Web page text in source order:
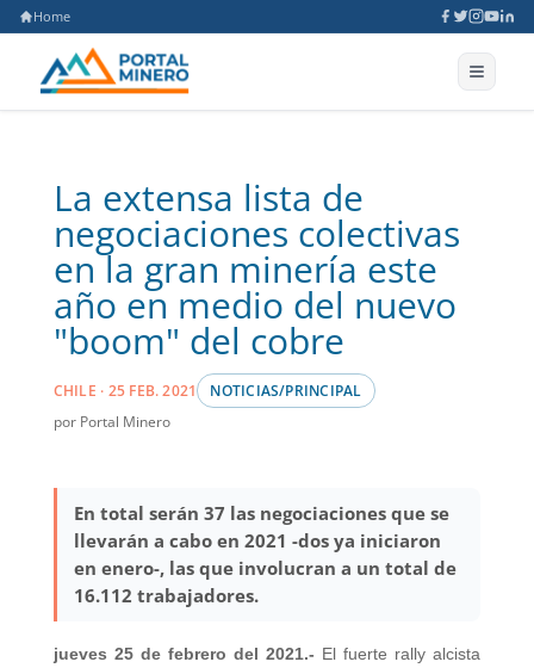
Home
La extensa lista de
negociaciones colectivas
en la gran minería este
año en medio del nuevo
"boom" del cobre
CHILE · 25 FEB. 2021 NOTICIAS/PRINCIPAL
por Portal Minero
En total serán 37 las negociaciones que se
llevarán a cabo en 2021 -dos ya iniciaron
en enero-, las que involucran a un total de
16.112 trabajadores.
jueves 25 de febrero del 2021.- El fuerte rally alcista